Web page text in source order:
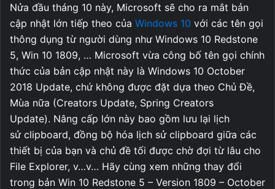
Nửa đầu tháng 10 này, Microsoft sẽ cho ra mắt bản
cập nhật lớn tiếp theo của Windows 10 với các tên gọi
thông dụng từ người dùng như Windows 10 Redstone
5, Win 10 1809, … Microsoft vừa công bố tên gọi chính
thức của bản cập nhật này là Windows 10 October
2018 Update, chứ không được đặt dựa theo Chủ Đề,
Mùa nữa (Creators Update, Spring Creators
Update). Nâng cấp lớn này bao gồm lưu lại lịch
sử clipboard, đồng bộ hóa lịch sử clipboard giữa các
thiết bị của bạn và chủ đề tối được chờ đợi từ lâu cho
File Explorer, v…v… Hãy cùng xem những thay đổi
trong bản Win 10 Redstone 5 – Version 1809 – October